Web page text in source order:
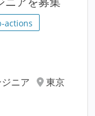
actions
ニア
東京